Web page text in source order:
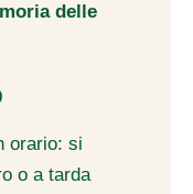
delle
orario: si
o a tarda